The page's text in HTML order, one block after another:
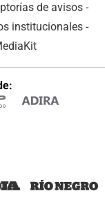
de avisos -
institucionales-